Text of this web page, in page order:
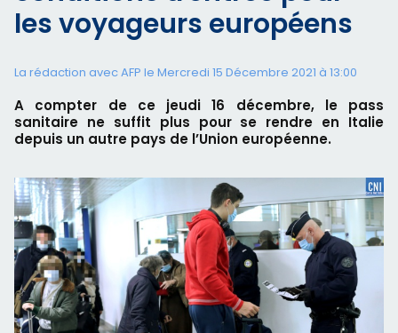
les voyageurs européens
La rédaction avec AFP le Mercredi 15 Décembre 2021 à 13:00
A compter de ce jeudi 16 décembre, le pass
sanitaire ne suffit plus pour se rendre en Italie
depuis un autre pays de l’Union européenne.